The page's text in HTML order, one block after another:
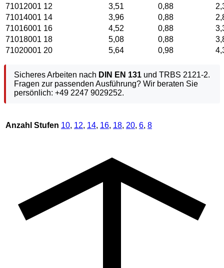
71012001 12 3,51 0,88
71014001 14 3,96 0,88
71016001 16 4,52 0,88
71018001 18 5,08 0,88
71020001 20 5,64 0,98
Sicheres Arbeiten nach DIN EN 131 und TRBS 2121-2.
Fragen zur passenden Ausführung? Wir beraten Sie
persönlich: +49 2247 9029252.
Anzahl Stufen 10, 12, 14, 16, 18, 20, 6, 8